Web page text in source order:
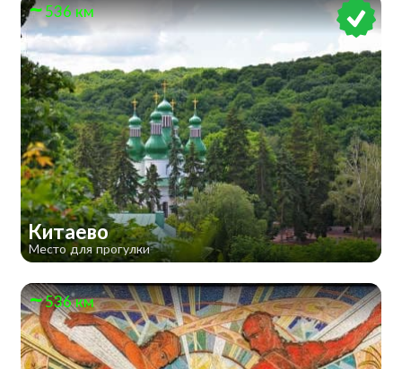
536 км
Китаево
Место для прогулки
536 км